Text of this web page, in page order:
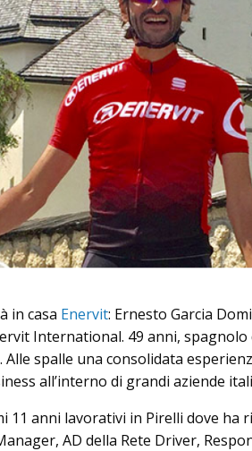
in casa Enervit: Ernesto Garcia
International. 49 anni,
Alle spalle una consolidata
all’interno di grandi aziende
11 anni lavorativi in Pirelli dove ha
AD della Rete Driver,